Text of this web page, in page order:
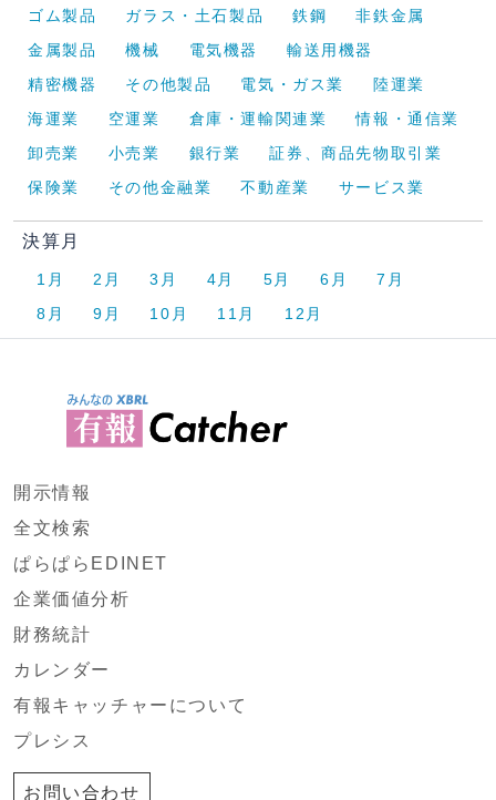
ゴム製品
ガラス・土石製品 鉄鋼
非鉄金属
金属製品
機械 電気機器
輸送用機器
精密機器
その他製品 電気・ガス業
陸運業
海運業
空運業 倉庫・運輸関連業
情報・通信業
卸売業
小売業 銀行業
証券、商品先物取引業
保険業
その他金融業 不動産業 サービス業
決算月
1月 2月 3月 4月 5月 6月
7月
8月
9月 10月 11月 12月
開示情報
全文検索
ぱらぱらEDINET
企業価値分析
財務統計
カレンダー
有報キャッチャーについて
プレシス
お問い合わせ